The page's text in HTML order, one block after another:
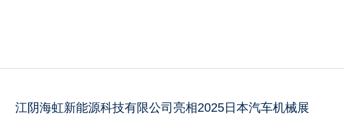
江阴海虹新能源科技有限公司亮相2025日本汽车机械展